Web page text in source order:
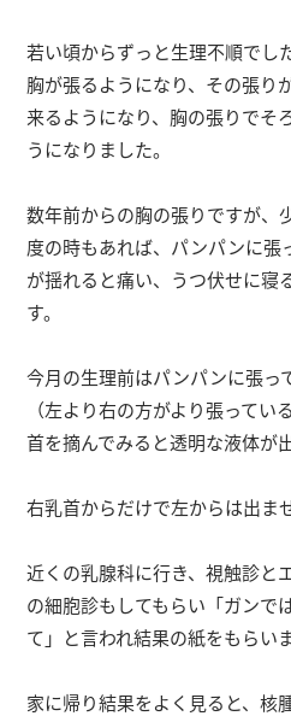
若い頃からずっと生理不順でし
胸が張るようになり、その張り
来るようになり、胸の張りでそ
うになりました。
数年前からの胸の張りですが、
度の時もあれば、パンパンに張
が揺れると痛い、うつ伏せに寝
す。
今月の生理前はパンパンに張っ
（左より右の方がより張って
首を摘んでみると透明な液体が
右乳首からだけで左からは出ま
近くの乳腺科に行き、視触診と
の細胞診もしてもらい「ガンで
て」と言われ結果の紙をもらい
家に帰り結果をよく見ると、核